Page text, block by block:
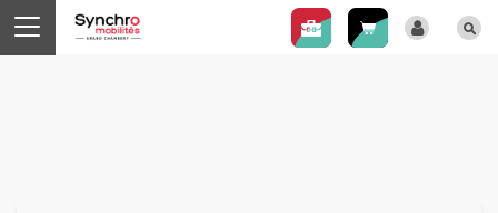
Panneau de gestion des cookies